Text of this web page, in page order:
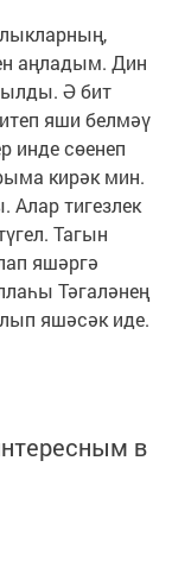
аңладым. Дин
Ә бит
яши белмәү
инде сөенеп
кирәк мин.
Алар тигезлек
Тагын
яшәргә
Тәгаләнең
яшәсәк иде.
в